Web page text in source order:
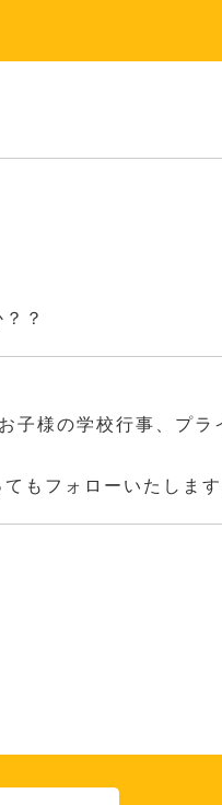
？
子様の学校行事、プラ
もフォローいたします